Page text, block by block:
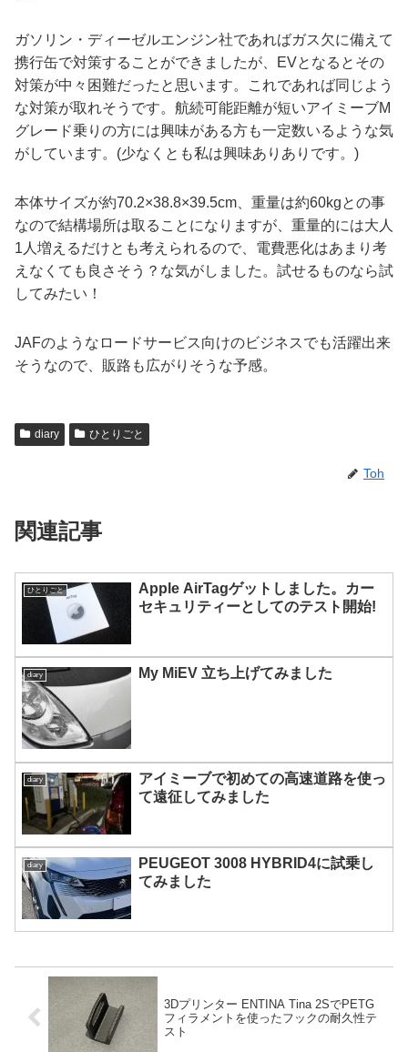
ガソリン・ディーゼルエンジン社であればガス欠に備えて
携行缶で対策することができましたが、EVとなるとその
対策が中々困難だったと思います。これであれば同じよう
な対策が取れそうです。航続可能距離が短いアイミーブM
グレード乗りの方には興味がある方も一定数いるような気
がしています。(少なくとも私は興味ありありです。)
本体サイズが約70.2×38.8×39.5cm、重量は約60kgとの事
なので結構場所は取ることになりますが、重量的には大人
1人増えるだけとも考えられるので、電費悪化はあまり考
えなくても良さそう？な気がしました。試せるものなら試
してみたい！
JAFのようなロードサービス向けのビジネスでも活躍出来
そうなので、販路も広がりそうな予感。
diary ひとりごと
Toh
関連記事
ひとりごと
Apple AirTagゲットしました。カー
セキュリティーとしてのテスト開始!
diary My MiEV 立ち上げてみました
diary
アイミーブで初めての高速道路を使っ
て遠征してみました
diary
PEUGEOT 3008 HYBRID4に試乗し
てみました
3Dプリンター ENTINA Tina 2SでPETG
フィラメントを使ったフックの耐久性テ
スト